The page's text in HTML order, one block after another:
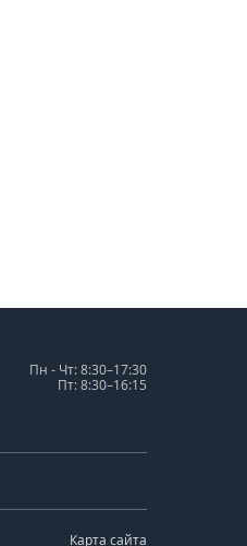
Пн - Чт: 8:30–17:30
Пт: 8:30–16:15
Карта сайта